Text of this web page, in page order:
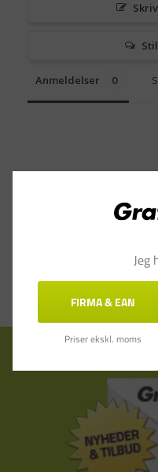
Anmeldelser
Jeg
FIRMA & EAN
Priser ekskl. moms